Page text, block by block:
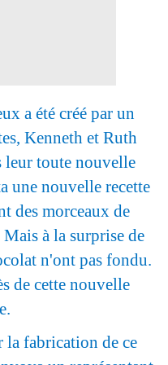
a été créé par un
Kenneth et Ruth
leur toute nouvelle
une nouvelle recette
des morceaux de
à la surprise de
n'ont pas fondu.
de cette nouvelle
la fabrication de ce